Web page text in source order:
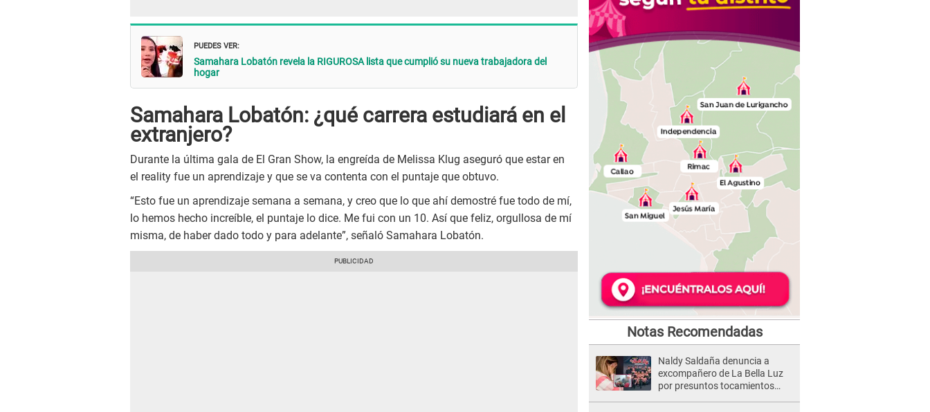
PUEDES VER:
Samahara Lobatón revela la RIGUROSA lista que cumplió su nueva trabajadora del
hogar
Samahara Lobatón: ¿qué carrera estudiará en el
extranjero?
Durante la última gala de El Gran Show, la engreída de Melissa Klug aseguró que estar en
el reality fue un aprendizaje y que se va contenta con el puntaje que obtuvo.
“Esto fue un aprendizaje semana a semana, y creo que lo que ahí demostré fue todo de mí,
lo hemos hecho increíble, el puntaje lo dice. Me fui con un 10. Así que feliz, orgullosa de mí
misma, de haber dado todo y para adelante”, señaló Samahara Lobatón.
Notas Recomendadas
Naldy Saldaña denuncia a
excompañero de La Bella Luz
por presuntos tocamientos